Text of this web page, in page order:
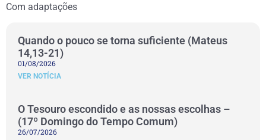
Com adaptações
Quando o pouco se torna suficiente (Mateus
14,13-21)
01/08/2026
VER NOTÍCIA
O Tesouro escondido e as nossas escolhas –
(17º Domingo do Tempo Comum)
26/07/2026